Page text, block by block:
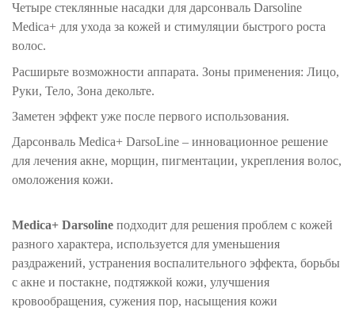
Четыре стеклянные насадки для дарсонваль Darsoline
Medica+ для ухода за кожей и стимуляции быстрого роста
волос.
Расширьте возможности аппарата. Зоны применения: Лицо,
Руки, Тело, Зона декольте.
Заметен эффект уже после первого использования.
Дарсонваль Medica+ DarsoLine – инновационное решение
для лечения акне, морщин, пигментации, укрепления волос,
омоложения кожи.
Medica+ Darsoline подходит для решения проблем с кожей
разного характера, используется для уменьшения
раздражений, устранения воспалительного эффекта, борьбы
с акне и постакне, подтяжкой кожи, улучшения
кровообращения, сужения пор, насыщения кожи